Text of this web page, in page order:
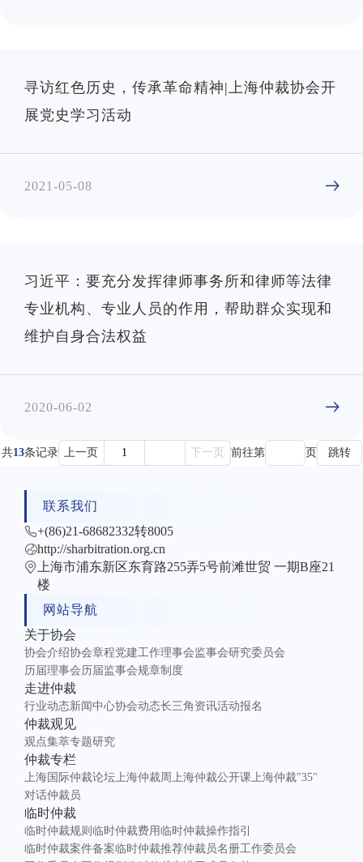
寻访红色历史，传承革命精神|上海仲裁协会开
展党史学习活动
2021-05-08
习近平：要充分发挥律师事务所和律师等法律
专业机构、专业人员的作用，帮助群众实现和
维护自身合法权益
2020-06-02
共13条记录 上一页 1 下一页 前往第 页 跳转
联系我们
+(86)21-68682332转8005
http://sharbitration.org.cn
上海市浦东新区东育路255弄5号前滩世贸 一期B座21
楼
网站导航
关于协会
协会介绍协会章程党建工作理事会监事会研究委员会
历届理事会历届监事会规章制度
走进仲裁
行业动态新闻中心协会动态长三角资讯活动报名
仲裁观见
观点集萃专题研究
仲裁专栏
上海国际仲裁论坛上海仲裁周 上海仲裁公开课上海仲裁"35"
对话仲裁员
临时仲裁
临时仲裁规则 临时仲裁费用临时仲裁操作指引
临时仲裁案件备案临时仲裁推荐仲裁员名册工作委员会